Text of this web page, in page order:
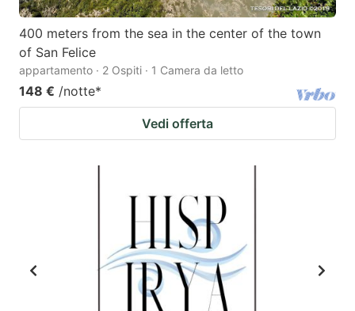
400 meters from the sea in the center of the town
of San Felice
appartamento · 2 Ospiti · 1 Camera da letto
148 € /notte*
Vedi offerta